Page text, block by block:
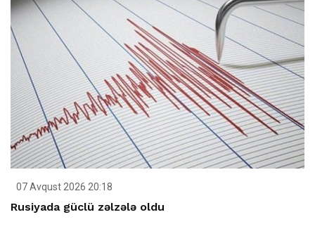
07 Avqust 2026 20:18
Rusiyada güclü zəlzələ oldu